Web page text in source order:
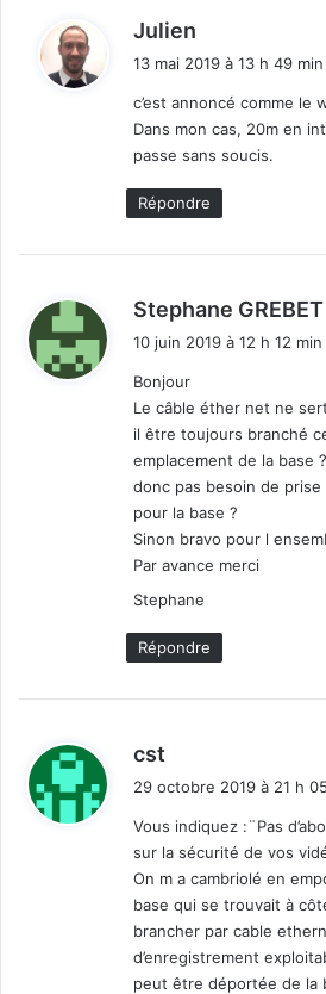
Julien
:
13 mai 2019 à 13 h 49 min
c’est annoncé comme le
Dans mon cas, 20m en
passe sans soucis.
Répondre
Stephane GREBET
:
10 juin 2019 à 12 h 12 min
Bonjour
Le câble éther net ne
il être toujours branché
emplacement de la base
donc pas besoin de
pour la base ?
Sinon bravo pour l
Par avance merci
Stephane
Répondre
cst
:
29 octobre 2019 à 21 h
Vous indiquez :¨Pas
sur la sécurité de vos
On m a cambriolé en
base qui se trouvait à
brancher par cable
d’enregistrement
peut être déportée de la